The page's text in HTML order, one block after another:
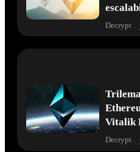
Decrypt .
Vitalik
Decrypt .